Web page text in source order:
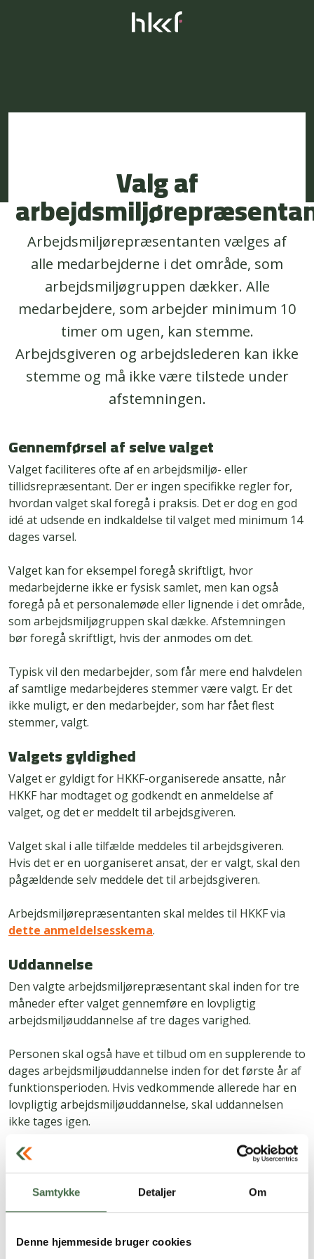
Samtykke Detaljer Om
Denne hjemmeside bruger cookies
Valg af
Arbejdsmiljørepræsentanten vælges af
alle medarbejderne i det område, som
arbejdsmiljøgruppen dækker. Alle
medarbejdere, som arbejder minimum 10
timer om ugen, kan stemme.
Arbejdsgiveren og arbejdslederen kan ikke
stemme og må ikke være tilstede under
afstemningen.
Gennemførsel af selve valget
Valget faciliteres ofte af en arbejdsmiljø- eller
tillidsrepræsentant. Der er ingen specifikke regler for,
hvordan valget skal foregå i praksis. Det er dog en god
idé at udsende en indkaldelse til valget med minimum 14
dages varsel.
Valget kan for eksempel foregå skriftligt, hvor
medarbejderne ikke er fysisk samlet, men kan også
foregå på et personalemøde eller lignende i det område,
som arbejdsmiljøgruppen skal dække. Afstemningen
bør foregå skriftligt, hvis der anmodes om det.
Typisk vil den medarbejder, som får mere end halvdelen
af samtlige medarbejderes stemmer være valgt. Er det
ikke muligt, er den medarbejder, som har fået flest
stemmer, valgt.
Valgets gyldighed
Valget er gyldigt for HKKF-organiserede ansatte, når
HKKF har modtaget og godkendt en anmeldelse af
valget, og det er meddelt til arbejdsgiveren.
Valget skal i alle tilfælde meddeles til arbejdsgiveren.
Hvis det er en uorganiseret ansat, der er valgt, skal den
pågældende selv meddele det til arbejdsgiveren.
Arbejdsmiljørepræsentanten skal meldes til HKKF via
dette anmeldelsesskema.
Uddannelse
Den valgte arbejdsmiljørepræsentant skal inden for tre
måneder efter valget gennemføre en lovpligtig
arbejdsmiljø­uddannelse af tre dages varighed.
Personen skal også have et tilbud om en supplerende to
dages arbejdsmiljøuddannelse inden for det første år af
funktions­perioden. Hvis vedkommende allerede har en
lovpligtig arbejdsmiljø­uddannelse, skal uddannelsen
ikke tages igen.
Beskyttelse
Som arbejdsmiljørepræsentant kan man være særligt
udsat, idet man varetager sine kollegers tarv, i forhold
til at skabe og opretholde et sundt og sikkert
krav til arbejdsgiveren og påtaler fejl og mangler på